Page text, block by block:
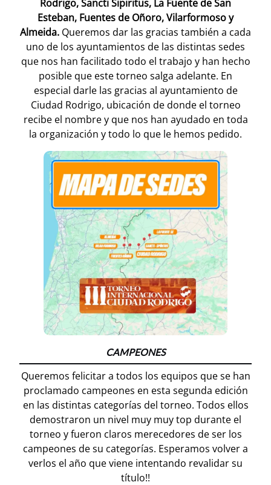
Rodrigo, Sancti Sipiritus, La Fuente de San
Esteban, Fuentes de Oñoro, Vilarformoso y
Almeida. Queremos dar las gracias también a cada
uno de los ayuntamientos de las distintas sedes
que nos han facilitado todo el trabajo y han hecho
posible que este torneo salga adelante. En
especial darle las gracias al ayuntamiento de
Ciudad Rodrigo, ubicación de donde el torneo
recibe el nombre y que nos han ayudado en toda
la organización y todo lo que le hemos pedido.
CAMPEONES
Queremos felicitar a todos los equipos que se han
proclamado campeones en esta segunda edición
en las distintas categorías del torneo. Todos ellos
demostraron un nivel muy muy top durante el
torneo y fueron claros merecedores de ser los
campeones de su categorías. Esperamos volver a
verlos el año que viene intentando revalidar su
título!!